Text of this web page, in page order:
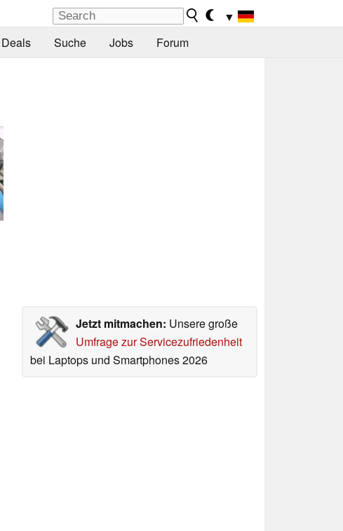
▼
Deals Suche Jobs Forum
Jetzt mitmachen: Unsere große
Umfrage zur Servicezufriedenheit
bei Laptops und Smartphones 2026